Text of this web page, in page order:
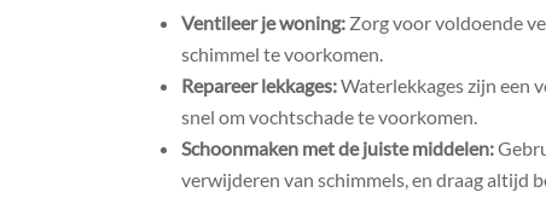
Ventileer je woning: Zorg voor voldoende
schimmel te voorkomen.​
Repareer lekkages:Waterlekkages zijn een
snel om vochtschade te voorkomen.​
Schoonmaken met de juiste middelen:
verwijderen van schimmels, en draag altijd